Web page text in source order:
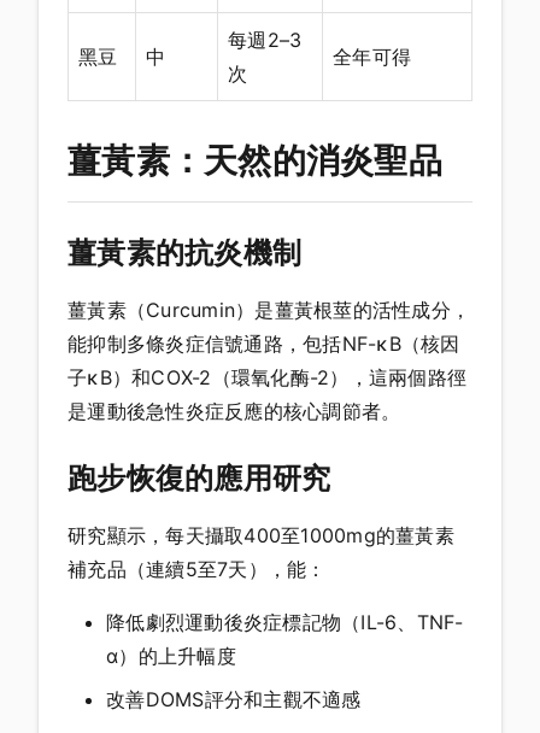
黑豆 中
每週2–3
次
全年可得
薑黃素：天然的消炎聖品
薑黃素的抗炎機制
薑黃素（Curcumin）是薑黃根莖的活性成分，
能抑制多條炎症信號通路，包括NF-κB（核因
子κB）和COX-2（環氧化酶-2），這兩個路徑
是運動後急性炎症反應的核心調節者。
跑步恢復的應用研究
研究顯示，每天攝取400至1000mg的薑黃素
補充品（連續5至7天），能：
降低劇烈運動後炎症標記物（IL-6、TNF-
α）的上升幅度
改善DOMS評分和主觀不適感